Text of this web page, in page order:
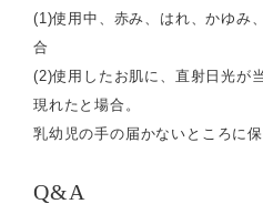
(1)使用中、赤み、はれ、かゆみ
合
(2)使用したお肌に、直射日光が
現れたと場合。
乳幼児の手の届かないところに保
Q&A